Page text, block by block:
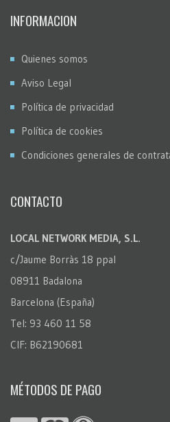
INFORMACION
Quienes somos
Aviso Legal
Política de privacidad
Política de cookies
Condiciones generales de
CONTACTO
LOCAL NETWORK MEDIA, S.L.
c/Jaume Borràs 18 ppal
08911 Badalona
Barcelona (España)
Tel: 93 460 11 58
CIF: B62190681
MÉTODOS DE PAGO